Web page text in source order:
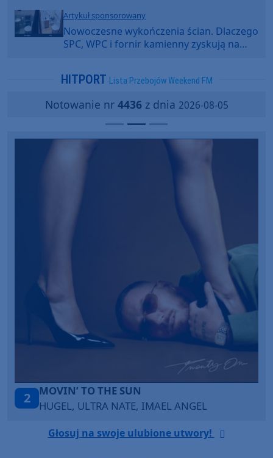
Artykuł sponsorowany
Nowoczesne wykończenia ścian. Dlaczego
SPC, WPC i fornir kamienny zyskują na
HITPORT Lista Przebojów Weekend FM
Notowanie nr 4436z dnia 2026-08-05
3
TAŃCZ!
BLETKA
Głosuj na swoje ulubione utwory!